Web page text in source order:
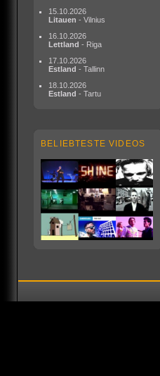
15.10.2026
Litauen - Vilnius
16.10.2026
Lettland - Riga
17.10.2026
Estland - Tallinn
18.10.2026
Estland - Tartu
BELIEBTESTE VIDEOS